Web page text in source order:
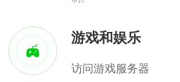
游戏和娱乐
访问游戏服务器